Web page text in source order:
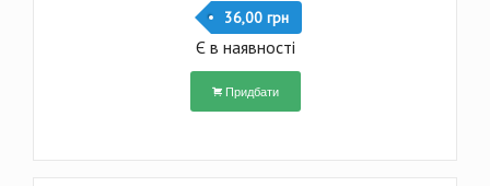
36,00 грн
Є в наявності
Придбати